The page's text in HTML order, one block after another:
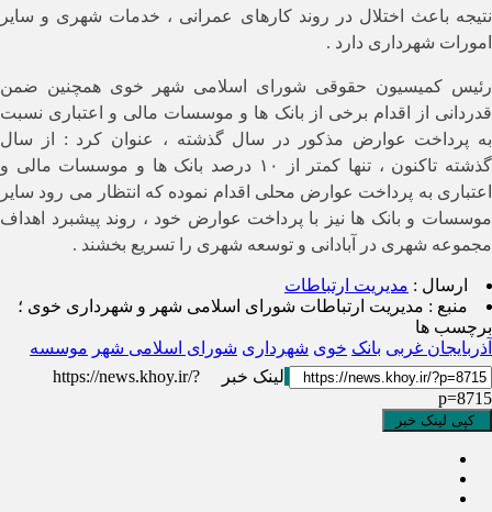
نتیجه باعث اختلال در روند کارهای عمرانی ، خدمات شهری و سایر
امورات شهرداری دارد .
رئیس کمیسیون حقوقی شورای اسلامی شهر خوی همچنین ضمن
قدردانی از اقدام برخی از بانک ها و موسسات مالی و اعتباری نسبت
به پرداخت عوارض مذکور در سال گذشته ، عنوان کرد : از سال
گذشته تاکنون ، تنها کمتر از ۱۰ درصد بانک ها و موسسات مالی و
اعتباری به پرداخت عوارض محلی اقدام نموده که انتظار می رود سایر
موسسات و بانک ها نیز با پرداخت عوارض خود ، روند پیشبرد اهداف
مجموعه شهری در آبادانی و توسعه شهری را تسریع بخشند .
ارسال : مدیریت ارتباطات
منبع : مدیریت ارتباطات شورای اسلامی شهر و شهرداری خوی ؛
برچسب ها
آذربایجان غربی بانک خوی شهرداری شورای اسلامی شهر موسسه
لینک خبر https://news.khoy.ir/?
p=8715
کپی لینک خبر